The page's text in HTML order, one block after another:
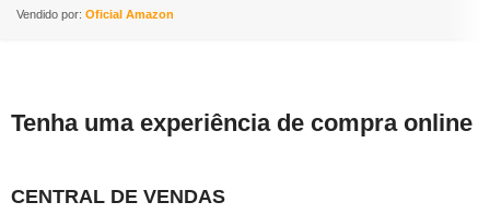
Vendido por: Oficial Amazon
Tenha uma experiência de compra online
CENTRAL DE VENDAS